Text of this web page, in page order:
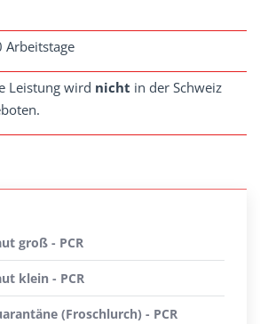
Arbeitstage
Leistung wird nicht in der Schweiz
groß - PCR
klein - PCR
(Froschlurch) - PCR